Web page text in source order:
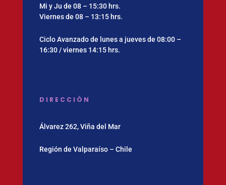
Mi y Ju de 08 – 15:30 hrs.
Viernes de 08 – 13:15 hrs.
Ciclo Avanzado de lunes a jueves de 08:00 –
16:30 / viernes 14:15 hrs.
DIRECCIÓN
Álvarez 262, Viña del Mar
Región de Valparaíso – Chile